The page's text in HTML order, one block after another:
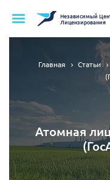
Независимый
Лицензирования
Главная Статьи
Атомная